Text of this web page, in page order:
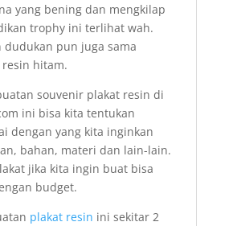
yang bening dan mengkilap
trophy ini terlihat wah.
dudukan pun juga sama
hitam.
souvenir plakat resin di
ini bisa kita tentukan
dengan yang kita inginkan
bahan, materi dan lain-lain.
jika kita ingin buat bisa
budget.
plakat resin ini sekitar 2